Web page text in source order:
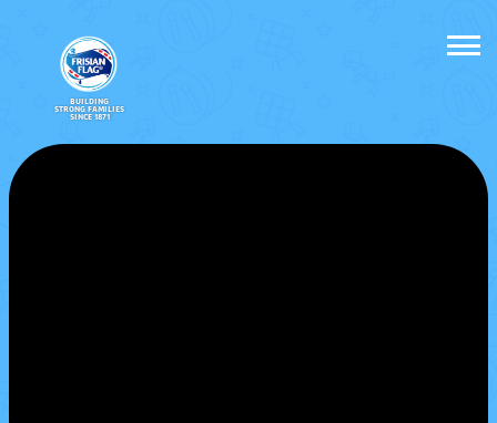
BUILDING
STRONG FAMILIES
SINCE 1871